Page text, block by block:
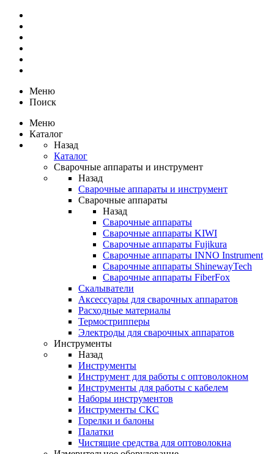
Меню
Поиск
Меню
Каталог
Назад
Каталог
Сварочные аппараты и инструмент
Назад
Сварочные аппараты и инструмент
Сварочные аппараты
Назад
Сварочные аппараты
Сварочные аппараты KIWI
Сварочные аппараты Fujikura
Сварочные аппараты INNO Instrument
Сварочные аппараты ShinewayTech
Cварочные аппараты FiberFox
Скалыватели
Аксессуары для сварочных аппаратов
Расходные материалы
Термострипперы
Электроды для сварочных аппаратов
Инструменты
Назад
Инструменты
Инструмент для работы с оптоволокном
Инструменты для работы с кабелем
Наборы инструментов
Инструменты СКС
Горелки и балоны
Палатки
Чистящие средства для оптоволокна